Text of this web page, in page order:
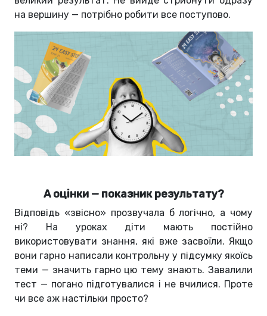
на вершину — потрібно робити все поступово.
А оцінки — показник результату?
Відповідь «звісно» прозвучала б логічно, а чому
ні? На уроках діти мають постійно
використовувати знання, які вже засвоїли. Якщо
вони гарно написали контрольну у підсумку якоїсь
теми — значить гарно цю тему знають. Завалили
тест — погано підготувалися і не вчилися. Проте
чи все аж настільки просто?